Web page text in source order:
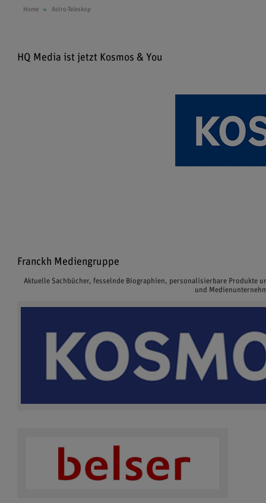
Home Astro-Teleskop
HQ Media ist jetzt Kosmos & You
Franckh Mediengruppe
Aktuelle Sachbücher, fesselnde Biographien, personalisierbare Produkte
und